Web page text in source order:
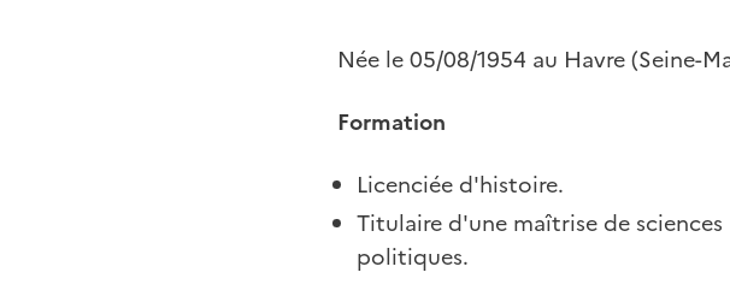
Née le 05/08/1954 au Havre (Seine-
Formation
Licenciée d'histoire.
Titulaire d'une maîtrise de sciences
politiques.